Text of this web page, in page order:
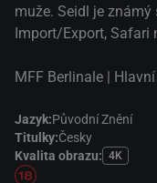
muže. Seidl je
Import/Export, Safari
MFF Berlinale |
Jazyk:Původní Znění
Titulky:Česky
Kvalita obrazu: 4K